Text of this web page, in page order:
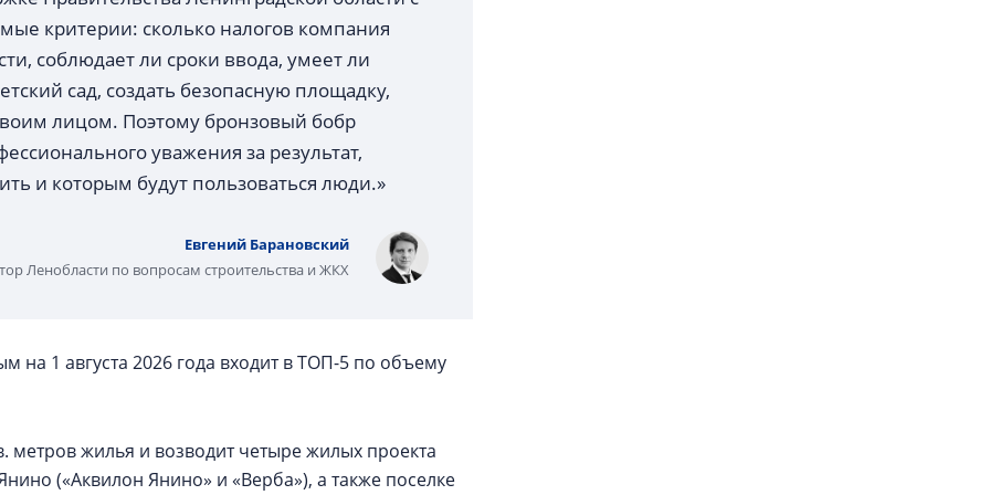
критерии: сколько налогов компания
соблюдает ли сроки ввода, умеет ли
сад, создать безопасную площадку,
лицом. Поэтому бронзовый бобр
уважения за результат,
и которым будут пользоваться люди.»
Евгений Барановский
Ленобласти по вопросам строительства и ЖКХ
1 августа 2026 года входит в ТОП-5 по объему
метров жилья и возводит четыре жилых проекта
(«Аквилон Янино» и «Верба»), а также поселке